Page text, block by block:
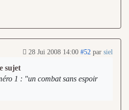
28 Jui 2008 14:00 #52 par siel
sujet
1 : "un combat sans espoir